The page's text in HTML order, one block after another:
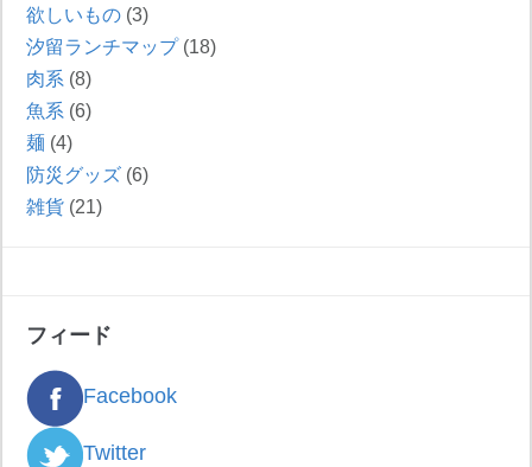
欲しいもの (3)
汐留ランチマップ(18)
肉系 (8)
魚系 (6)
麺 (4)
防災グッズ (6)
雑貨 (21)
フィード
Facebook
Twitter